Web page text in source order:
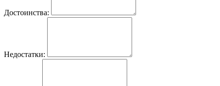
Достоинства:
Недостатки: